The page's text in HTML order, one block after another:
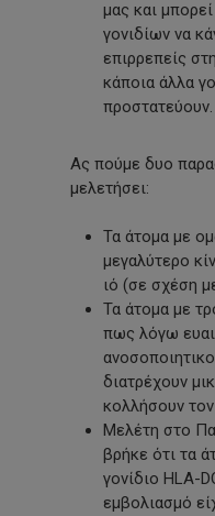
μας και
γονιδίων να
επιρρεπείς
κάποια άλλα
προστατεύουν.
Ας πούμε δυο
μελετήσει:
Τα άτομα με
μεγαλύτερο
ιό (σε σχέση
Τα άτομα με
πως λόγω
διατρέχουν
κολλήσουν
Μελέτη στο
βρήκε ότι τα
γονίδιο HLA-
εμβολιασμό